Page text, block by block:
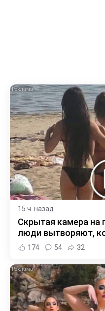
15 ч. назад
Скрытая камера на
люди вытворяют,
174 54 32